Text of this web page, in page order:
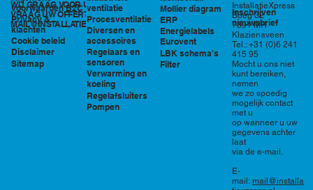
voorwaarden B2C
Privacy &
klachten
Cookie beleid
Disclaimer
Sitemap
WIJ GRAAG VOOR U KLAAR!
VRAAG UW OFFERTE AAN VIA
MAIL@INSTALLATIEXPRESS.NL
ventilatie
Procesventilatie
Diversen en
accessoires
Regelaars en
sensoren
Verwarming en
koeling
Regelafsluiters
Pompen
Mollier diagram
ERP
Energielabels
Eurovent
LBK schema's
Filter
InstallatieXpress
Boeg 32
7891 MR
Klazienaveen
Tel.: +31 (0)6 241
415 95
Mocht u ons niet
kunt bereiken,
nemen
we zo spoedig
mogelijk contact
met u
op wanneer u uw
gegevens achter
laat
via de e-mail.
E-
mail: mail@installa
Inschrijven
nieuwsbrief